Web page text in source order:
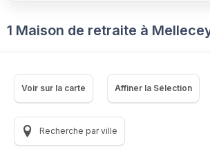
1 Maison de retraite à
Voir sur la carte Affiner la Sélection
Recherche par ville